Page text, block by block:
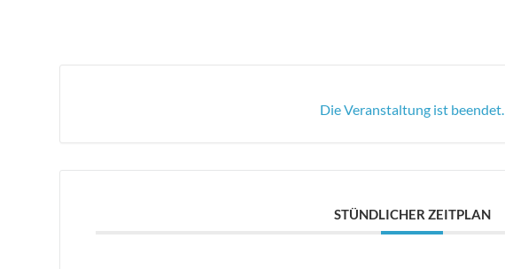
Die Veranstaltung ist beendet.
STÜNDLICHER ZEITPLAN